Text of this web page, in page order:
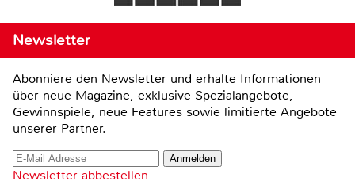
Newsletter
Abonniere den Newsletter und erhalte Informationen
über neue Magazine, exklusive Spezialangebote,
Gewinnspiele, neue Features sowie limitierte Angebote
unserer Partner.
Newsletter abbestellen